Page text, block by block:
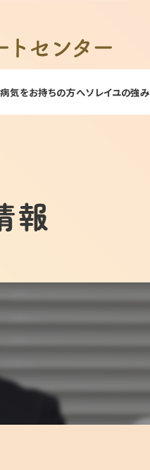
気をお持ちの方へソレイユの強み
報